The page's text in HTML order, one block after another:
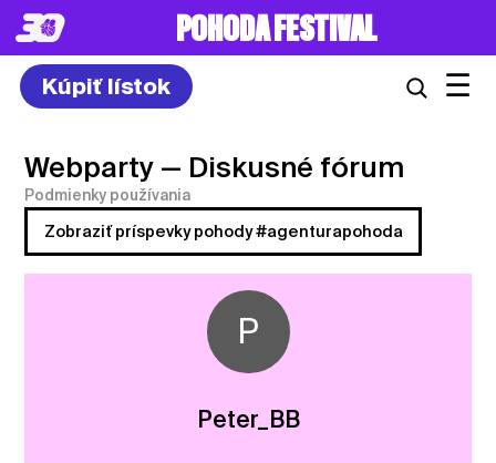
POHODA FESTIVAL
Kúpiť lístok ☰
Webparty — Diskusné fórum
Podmienky používania
Zobraziť príspevky pohody #agenturapohoda
P
Peter_BB